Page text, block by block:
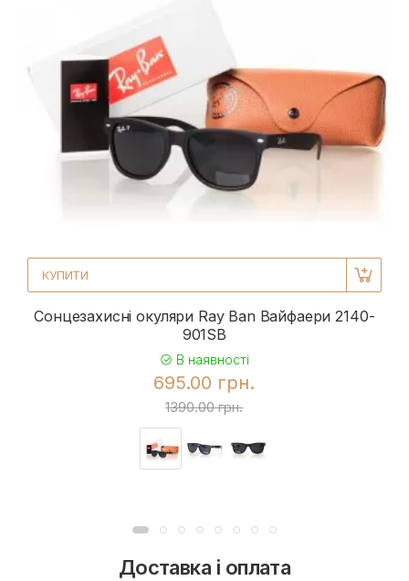
КУПИТИ
Сонцезахисні окуляри Ray Ban Вайфаери 2140-
901SB
В наявності
695.00 грн.
1390.00 грн.
Доставка і оплата